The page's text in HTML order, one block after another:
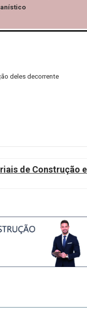
deles decorrente
de Construção